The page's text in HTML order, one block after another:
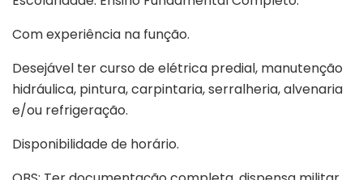
Com experiência na função.
Desejável ter curso de elétrica predial, manutenção
hidráulica, pintura, carpintaria, serralheria, alvenaria
e/ou refrigeração.
Disponibilidade de horário.